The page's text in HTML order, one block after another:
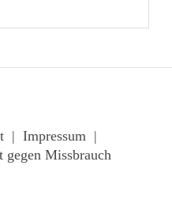
| Impressum |
gegen Missbrauch